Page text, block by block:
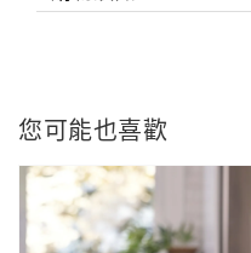
您可能也喜歡